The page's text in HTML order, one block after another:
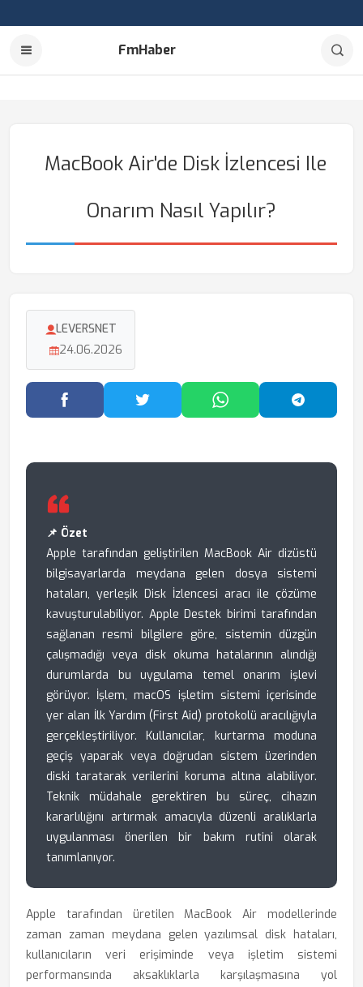
FmHaber
MacBook Air'de Disk İzlencesi Ile
Onarım Nasıl Yapılır?
LEVERSNET
24.06.2026
Facebook'ta PaylaşTwitter'da PaylaşWhatsApp'ta Paylaş
📌 Özet
Apple tarafından geliştirilen MacBook Air dizüstü
bilgisayarlarda meydana gelen dosya sistemi
hataları, yerleşik Disk İzlencesi aracı ile çözüme
kavuşturulabiliyor. Apple Destek birimi tarafından
sağlanan resmi bilgilere göre, sistemin düzgün
çalışmadığı veya disk okuma hatalarının alındığı
durumlarda bu uygulama temel onarım işlevi
görüyor. İşlem, macOS işletim sistemi içerisinde
yer alan İlk Yardım (First Aid) protokolü aracılığıyla
gerçekleştiriliyor. Kullanıcılar, kurtarma moduna
geçiş yaparak veya doğrudan sistem üzerinden
diski taratarak verilerini koruma altına alabiliyor.
Teknik müdahale gerektiren bu süreç, cihazın
kararlılığını artırmak amacıyla düzenli aralıklarla
uygulanması önerilen bir bakım rutini olarak
tanımlanıyor.
Apple tarafından üretilen MacBook Air modellerinde
zaman zaman meydana gelen yazılımsal disk hataları,
kullanıcıların veri erişiminde veya işletim sistemi
performansında aksaklıklarla karşılaşmasına yol